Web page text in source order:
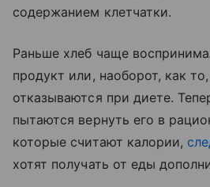
содержанием клетчатки.
Раньше хлеб чаще
продукт или, наоборот, как
отказываются при диете.
пытаются вернуть его в
которые считают калории,
хотят получать от еды